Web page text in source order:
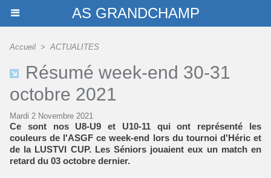
AS GRANDCHAMP
Accueil > ACTUALITES
Résumé week-end 30-31
octobre 2021
Mardi 2 Novembre 2021
Ce sont nos U8-U9 et U10-11 qui ont représenté les
couleurs de l'ASGF ce week-end lors du tournoi d'Héric et
de la LUSTVI CUP. Les Séniors jouaient eux un match en
retard du 03 octobre dernier.